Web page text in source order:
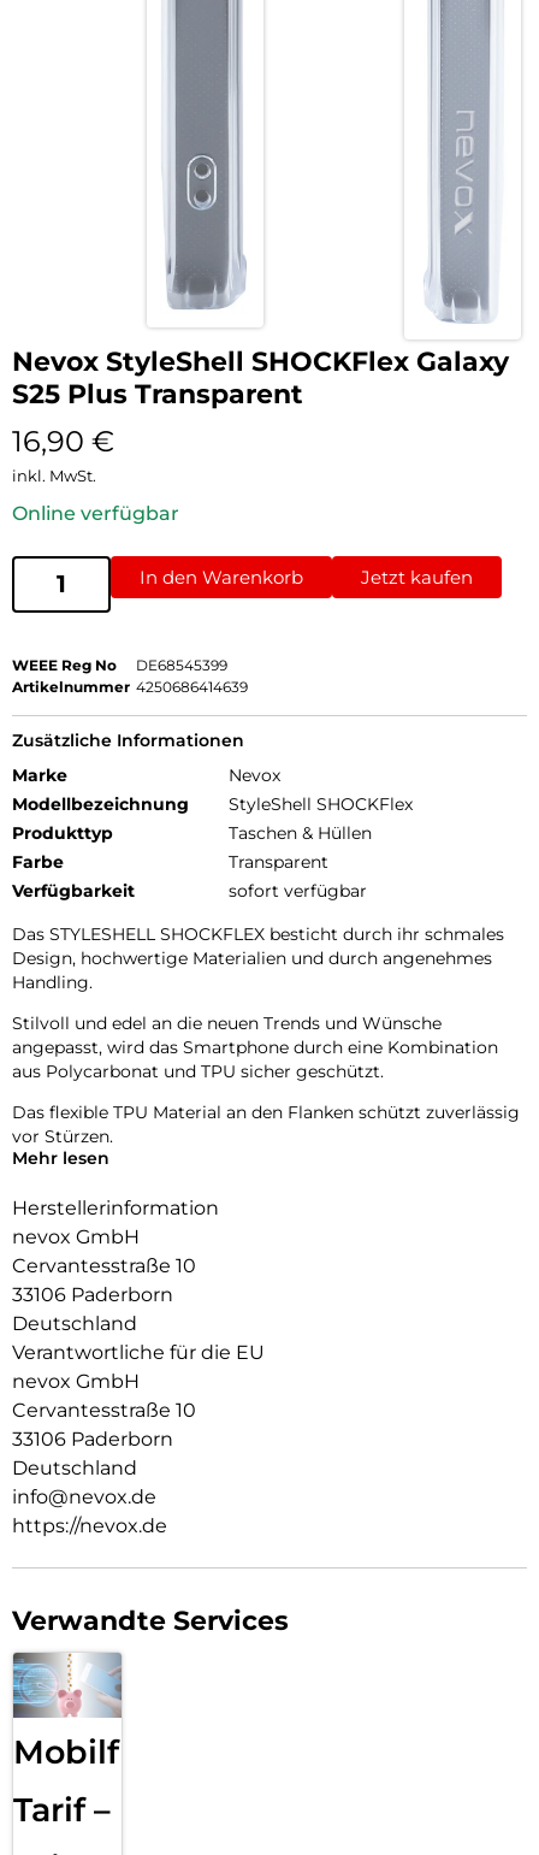
Nevox StyleShell SHOCKFlex Galaxy
S25 Plus Transparent
16,90 €
inkl. MwSt.
Online verfügbar
In den Warenkorb Jetzt kaufen
WEEE Reg No
DE68545399
Artikelnummer 4250686414639
Zusätzliche Informationen
Marke
Nevox
Modellbezeichnung
StyleShell SHOCKFlex
Produkttyp
Taschen & Hüllen
Farbe
Transparent
Verfügbarkeit
sofort verfügbar
Das STYLESHELL SHOCKFLEX besticht durch ihr schmales
Design, hochwertige Materialien und durch angenehmes
Handling.
Stilvoll und edel an die neuen Trends und Wünsche
angepasst, wird das Smartphone durch eine Kombination
aus Polycarbonat und TPU sicher geschützt.
Das flexible TPU Material an den Flanken schützt zuverlässig
vor Stürzen.
Durch das verwendete Material ist diese komplett
Transparent und bringt jegliche Farbe des Smartphones,
passend zur Geltung.
Die Anschlüsse, Knöpfe und Kamera bleiben voll zugänglich.
Hochwertiges Schmutzabweisendes Material und
Schockproof durch eingearbeitete Luftpolster in den Ecken.
Mehr lesen
Herstellerinformation
nevox GmbH
Cervantesstraße 10
33106 Paderborn
Deutschland
Verantwortliche für die EU
nevox GmbH
Cervantesstraße 10
33106 Paderborn
Deutschland
info@nevox.de
https://nevox.de
Verwandte Services
Mobilfunk
Tarif –